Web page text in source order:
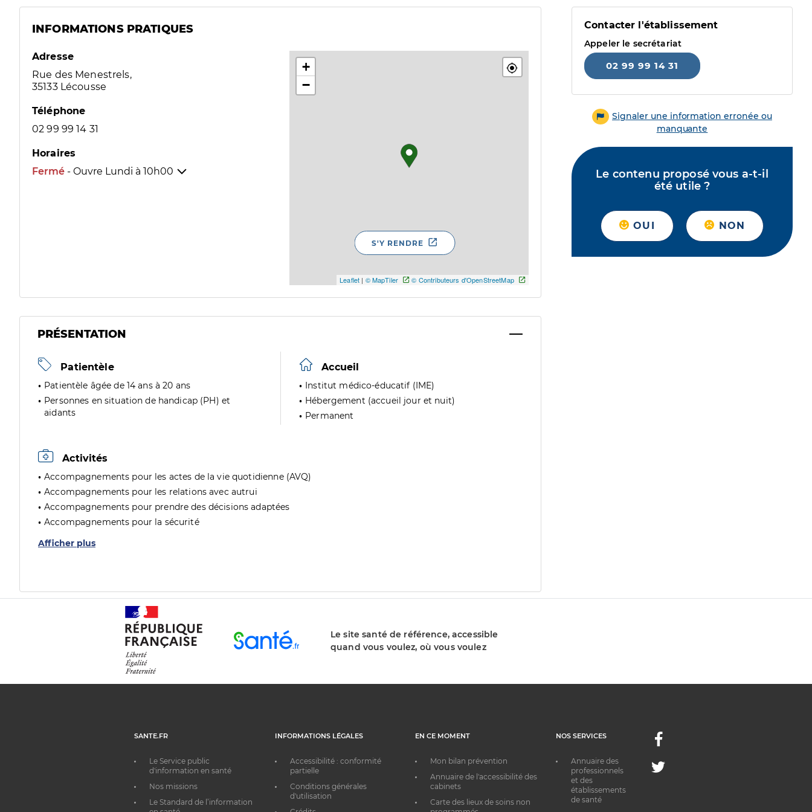
INFORMATIONS PRATIQUES
Adresse
Rue des Menestrels,
35133 Lécousse
Téléphone
02 99 99 14 31
Horaires
Fermé - Ouvre Lundi à 10h00
+
−
Leaflet | © MapTiler © Contributeurs d'OpenStreetMap
S'Y RENDRE
PRÉSENTATION
Patientèle
Patientèle âgée de 14 ans à 20 ans
Personnes en situation de handicap (PH) et
aidants
Accueil
Institut médico-éducatif (IME)
Hébergement (accueil jour et nuit)
Permanent
Activités
Accompagnements pour les actes de la vie quotidienne (AVQ)
Accompagnements pour les relations avec autrui
Accompagnements pour prendre des décisions adaptées
Accompagnements pour la sécurité
Afficher plus
Contacter l'établissement
Appeler le secrétariat
02 99 99 14 31
Signaler une information erronée ou
manquante
Le contenu proposé vous a-t-il
été utile ?
OUI NON
Le site santé de référence, accessible
quand vous voulez, où vous voulez
SANTE.FR
Le Service public
d'information en santé
Nos missions
Le Standard de l’information
INFORMATIONS LÉGALES
Accessibilité : conformité
partielle
Conditions générales
d'utilisation
EN CE MOMENT
Mon bilan prévention
Annuaire de l'accessibilité des
cabinets
Carte des lieux de soins non
NOS SERVICES
Annuaire des
professionnels
et des
établissements
de santé
Facebook
Twitter